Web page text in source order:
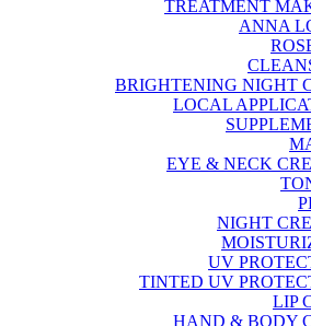
TREATMENT
ANNA
BRIGHTENING NIGHT
LOCAL
EYE & NECK
NIGHT
UV
TINTED UV
LIP
HAND & BODY